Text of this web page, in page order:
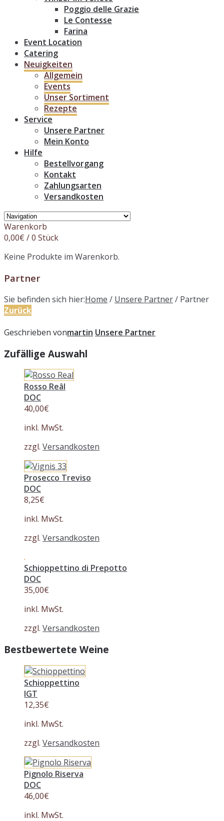
Poggio delle Grazie
Le Contesse
Farina
Event Location
Catering
Neuigkeiten
Allgemein
Events
Unser Sortiment
Rezepte
Service
Unsere Partner
Mein Konto
Hilfe
Bestellvorgang
Kontakt
Zahlungsarten
Versandkosten
Warenkorb
0,00€ / 0 Stück
Keine Produkte im Warenkorb.
Partner
Sie befinden sich hier:Home / Unsere Partner/ Partner
Zurück
Geschrieben vonmartin Unsere Partner
Zufällige Auswahl
Rosso Reâl
DOC
40,00€
inkl. MwSt.
zzgl. Versandkosten
Prosecco Treviso
DOC
8,25€
inkl. MwSt.
zzgl. Versandkosten
Schioppettino di Prepotto
DOC
35,00€
inkl. MwSt.
zzgl. Versandkosten
Bestbewertete Weine
Schioppettino
IGT
12,35€
inkl. MwSt.
zzgl. Versandkosten
Pignolo Riserva
DOC
46,00€
inkl. MwSt.